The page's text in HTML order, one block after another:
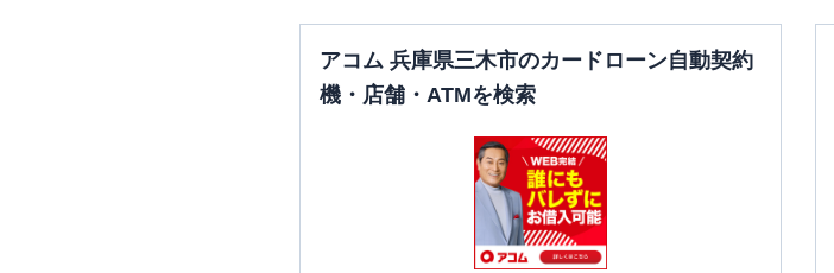
アコム 兵庫県三木市のカードローン自動契約
機・店舗・ATMを検索